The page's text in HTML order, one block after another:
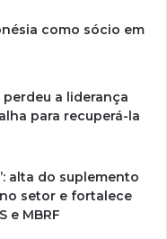
como sócio em
perdeu a liderança
para recuperá-la
alta do suplemento
setor e fortalece
e MBRF